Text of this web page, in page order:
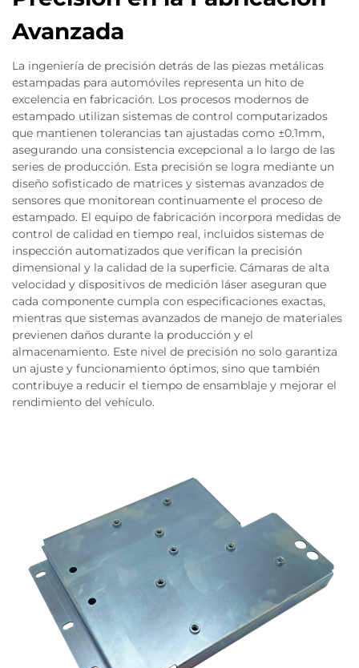
Avanzada
La ingeniería de precisión detrás de las piezas metálicas
estampadas para automóviles representa un hito de
excelencia en fabricación. Los procesos modernos de
estampado utilizan sistemas de control computarizados
que mantienen tolerancias tan ajustadas como ±0.1mm,
asegurando una consistencia excepcional a lo largo de las
series de producción. Esta precisión se logra mediante un
diseño sofisticado de matrices y sistemas avanzados de
sensores que monitorean continuamente el proceso de
estampado. El equipo de fabricación incorpora medidas de
control de calidad en tiempo real, incluidos sistemas de
inspección automatizados que verifican la precisión
dimensional y la calidad de la superficie. Cámaras de alta
velocidad y dispositivos de medición láser aseguran que
cada componente cumpla con especificaciones exactas,
mientras que sistemas avanzados de manejo de materiales
previenen daños durante la producción y el
almacenamiento. Este nivel de precisión no solo garantiza
un ajuste y funcionamiento óptimos, sino que también
contribuye a reducir el tiempo de ensamblaje y mejorar el
rendimiento del vehículo.